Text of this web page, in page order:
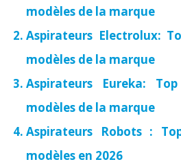
modèles de la marque
Aspirateurs Electrolux:
modèles de la marque
Aspirateurs Eureka:
modèles de la marque
Aspirateurs Robots :
modèles en 2026